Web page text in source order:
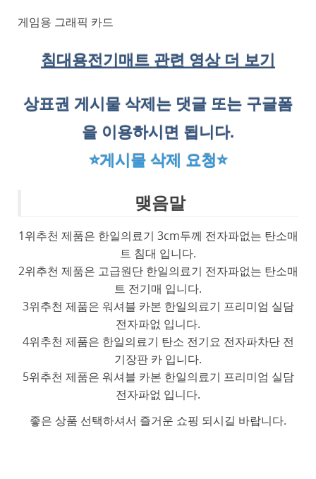
게임용 그래픽 카드
침대용전기매트 관련 영상 더 보기
상표권 게시물 삭제는 댓글 또는 구글폼
을 이용하시면 됩니다.
⭐게시물 삭제 요청⭐
맺음말
1위추천 제품은 한일의료기 3cm두께 전자파없는 탄소매
트 침대 입니다.
2위추천 제품은 고급원단 한일의료기 전자파없는 탄소매
트 전기매 입니다.
3위추천 제품은 워셔블 카본 한일의료기 프리미엄 실담
전자파없 입니다.
4위추천 제품은 한일의료기 탄소 전기요 전자파차단 전
기장판 카 입니다.
5위추천 제품은 워셔블 카본 한일의료기 프리미엄 실담
전자파없 입니다.
좋은 상품 선택하셔서 즐거운 쇼핑 되시길 바랍니다.